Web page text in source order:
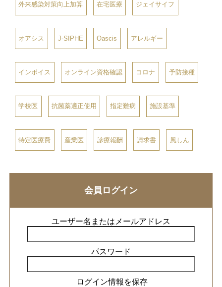
外来感染対策向上加算 在宅医療 ジェイサイフ
オアシス J-SIPHE Oascis アレルギー
インボイス オンライン資格確認 コロナ 予防接種
学校医 抗菌薬適正使用 指定難病 施設基準
特定医療費 産業医 診療報酬 請求書 風しん
会員ログイン
ユーザー名またはメールアドレス
パスワード
ログイン情報を保存